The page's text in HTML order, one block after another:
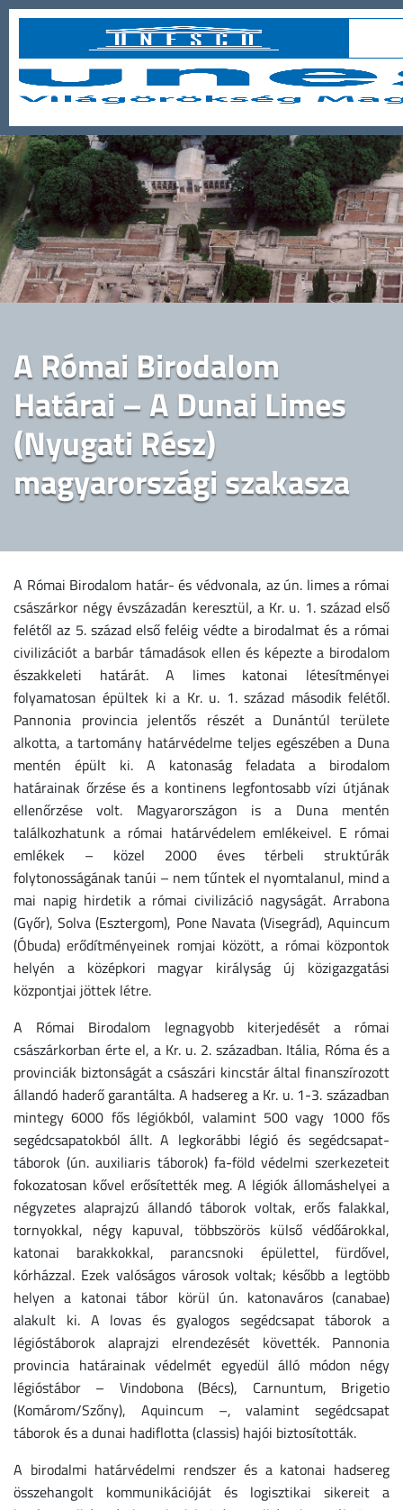
A Római Birodalom
Határai – A Dunai Limes
(Nyugati Rész)
magyarországi szakasza
A Római Birodalom határ- és védvonala, az ún. limes a római
császárkor négy évszázadán keresztül, a Kr. u. 1. század első
felétől az 5. század első feléig védte a birodalmat és a római
civilizációt a barbár támadások ellen és képezte a birodalom
északkeleti határát. A limes katonai létesítményei
folyamatosan épültek ki a Kr. u. 1. század második felétől.
Pannonia provincia jelentős részét a Dunántúl területe
alkotta, a tartomány határvédelme teljes egészében a Duna
mentén épült ki. A katonaság feladata a birodalom
határainak őrzése és a kontinens legfontosabb vízi útjának
ellenőrzése volt. Magyarországon is a Duna mentén
találkozhatunk a római határvédelem emlékeivel. E római
emlékek – közel 2000 éves térbeli struktúrák
folytonosságának tanúi – nem tűntek el nyomtalanul, mind a
mai napig hirdetik a római civilizáció nagyságát. Arrabona
(Győr), Solva (Esztergom), Pone Navata (Visegrád), Aquincum
(Óbuda) erődítményeinek romjai között, a római központok
helyén a középkori magyar királyság új közigazgatási
központjai jöttek létre.
A Római Birodalom legnagyobb kiterjedését a római
császárkorban érte el, a Kr. u. 2. században. Itália, Róma és a
provinciák biztonságát a császári kincstár által finanszírozott
állandó haderő garantálta. A hadsereg a Kr. u. 1-3. században
mintegy 6000 fős légiókból, valamint 500 vagy 1000 fős
segédcsapatokból állt. A legkorábbi légió és segédcsapat-
táborok (ún. auxiliaris táborok) fa-föld védelmi szerkezeteit
fokozatosan kővel erősítették meg. A légiók állomáshelyei a
négyzetes alaprajzú állandó táborok voltak, erős falakkal,
tornyokkal, négy kapuval, többszörös külső védőárokkal,
katonai barakkokkal, parancsnoki épülettel, fürdővel,
kórházzal. Ezek valóságos városok voltak; később a legtöbb
helyen a katonai tábor körül ún. katonaváros (canabae)
alakult ki. A lovas és gyalogos segédcsapat táborok a
légióstáborok alaprajzi elrendezését követték. Pannonia
provincia határainak védelmét egyedül álló módon négy
légióstábor – Vindobona (Bécs), Carnuntum, Brigetio
(Komárom/Szőny), Aquincum –, valamint segédcsapat
táborok és a dunai hadiflotta (classis) hajói biztosították.
A birodalmi határvédelmi rendszer és a katonai hadsereg
összehangolt kommunikációját és logisztikai sikereit a